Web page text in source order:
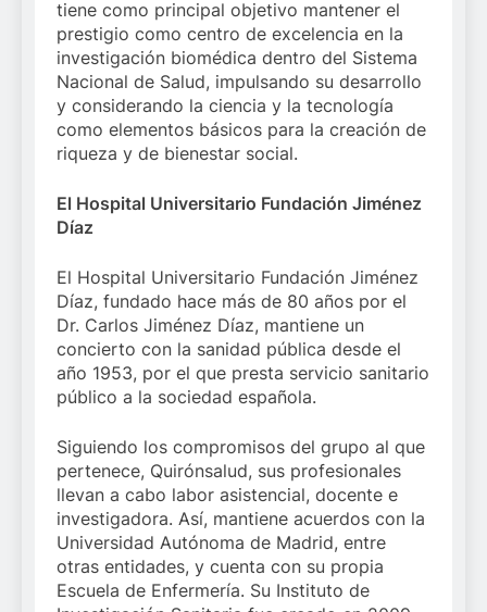
tiene como principal objetivo mantener el
prestigio como centro de excelencia en la
investigación biomédica dentro del Sistema
Nacional de Salud, impulsando su desarrollo
y considerando la ciencia y la tecnología
como elementos básicos para la creación de
riqueza y de bienestar social.
El Hospital Universitario Fundación Jiménez
Díaz
El Hospital Universitario Fundación Jiménez
Díaz, fundado hace más de 80 años por el
Dr. Carlos Jiménez Díaz, mantiene un
concierto con la sanidad pública desde el
año 1953, por el que presta servicio sanitario
público a la sociedad española.
Siguiendo los compromisos del grupo al que
pertenece, Quirónsalud, sus profesionales
llevan a cabo labor asistencial, docente e
investigadora. Así, mantiene acuerdos con la
Universidad Autónoma de Madrid, entre
otras entidades, y cuenta con su propia
Escuela de Enfermería. Su Instituto de